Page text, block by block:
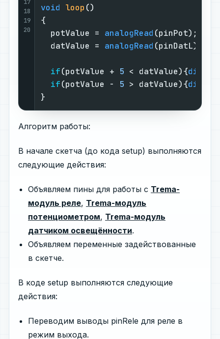
17
18
19
20
void loop ()
  potValue =
analogRead
  datValue =
analogRead
if(potValue + 5 < datValue){
if(potValue - 5 > datValue){
Алгоритм работы:
В начале скетча (до кода setup) выполняются
следующие действия:
Объявляем пины для работы с Trema-
модуль реле, Trema-модуль
потенциометром, Trema-модуль
датчиком освещённости.
Объявляем переменные задействованные
в скетче.
В коде setup выполняются следующие
действия:
Переводим выводы pinRele для реле в
режим выхода.